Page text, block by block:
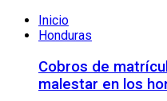
Inicio
Honduras
Cobros de
malestar en los